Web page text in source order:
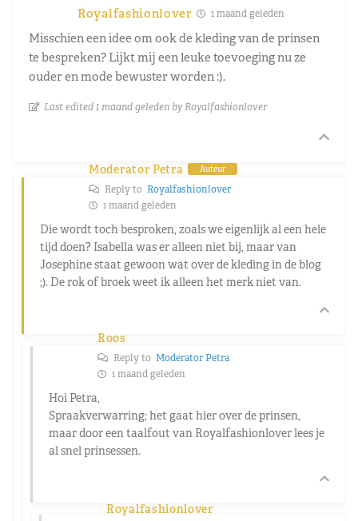
Royalfashionlover 1 maand geleden
Misschien een idee om ook de kleding van de prinsen
te bespreken? Lijkt mij een leuke toevoeging nu ze
ouder en mode bewuster worden :).
Last edited 1 maand geleden by Royalfashionlover
Moderator Petra Auteur
Reply to Royalfashionlover
1 maand geleden
Die wordt toch besproken, zoals we eigenlijk al een hele
tijd doen? Isabella was er alleen niet bij, maar van
Josephine staat gewoon wat over de kleding in de blog
;). De rok of broek weet ik alleen het merk niet van.
Roos
Reply to Moderator Petra
1 maand geleden
Hoi Petra,
Spraakverwarring; het gaat hier over de prinsen,
maar door een taalfout van Royalfashionlover lees je
al snel prinsessen.
Royalfashionlover